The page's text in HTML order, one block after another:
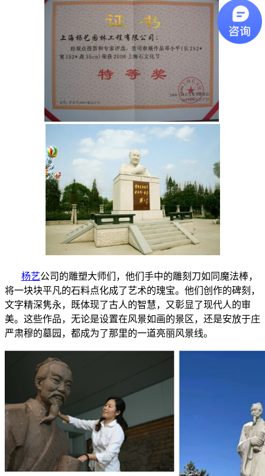
杨艺公司的雕塑大师们，他们手中的雕刻刀如同魔法棒，
将一块块平凡的石料点化成了艺术的瑰宝。他们创作的碑刻，
文字精深隽永，既体现了古人的智慧，又彰显了现代人的审
美。这些作品，无论是设置在风景如画的景区，还是安放于庄
严肃穆的墓园，都成为了那里的一道亮丽风景线。